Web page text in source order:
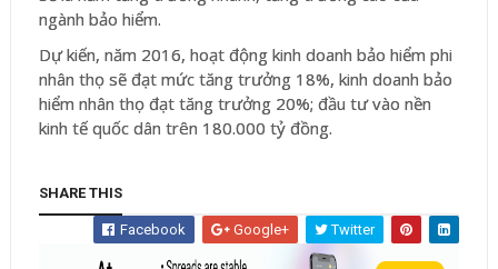
ngành bảo hiểm.
Dự kiến, năm 2016, hoạt động kinh doanh bảo hiểm phi
nhân thọ sẽ đạt mức tăng trưởng 18%, kinh doanh bảo
hiểm nhân thọ đạt tăng trưởng 20%; đầu tư vào nền
kinh tế quốc dân trên 180.000 tỷ đồng.
SHARE THIS
Facebook Google+ Twitter